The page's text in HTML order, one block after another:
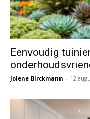
Eenvoudig
Jolene Birckmann - 12